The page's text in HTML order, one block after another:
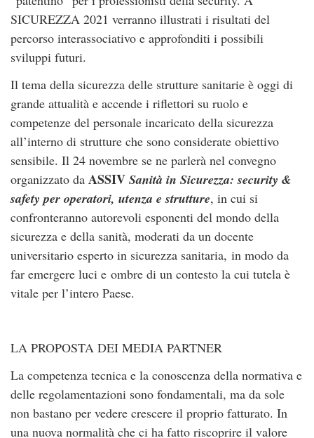
SICUREZZA 2021 verranno illustrati i risultati del
percorso interassociativo e approfonditi i possibili
sviluppi futuri.
Il tema della sicurezza delle strutture sanitarie è oggi di
grande attualità e accende i riflettori su ruolo e
competenze del personale incaricato della sicurezza
all’interno di strutture che sono considerate obiettivo
sensibile. Il 24 novembre se ne parlerà nel convegno
organizzato da ASSIV Sanità in Sicurezza: security &
safety per operatori, utenza e strutture, in cui si
confronteranno autorevoli esponenti del mondo della
sicurezza e della sanità, moderati da un docente
universitario esperto in sicurezza sanitaria, in modo da
far emergere luci e ombre di un contesto la cui tutela è
vitale per l’intero Paese.
LA PROPOSTA DEI MEDIA PARTNER
La competenza tecnica e la conoscenza della normativa e
delle regolamentazioni sono fondamentali, ma da sole
non bastano per vedere crescere il proprio fatturato. In
una nuova normalità che ci ha fatto riscoprire il valore